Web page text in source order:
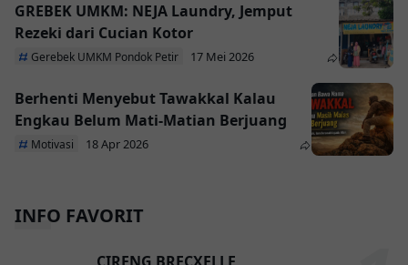
GREBEK UMKM: NEJA Laundry, Jemput
Rezeki dari Cucian Kotor
Gerebek UMKM Pondok Petir 17 Mei 2026
Berhenti Menyebut Tawakkal Kalau
Engkau Belum Mati-Matian Berjuang
Motivasi 18 Apr 2026
INFO FAVORIT